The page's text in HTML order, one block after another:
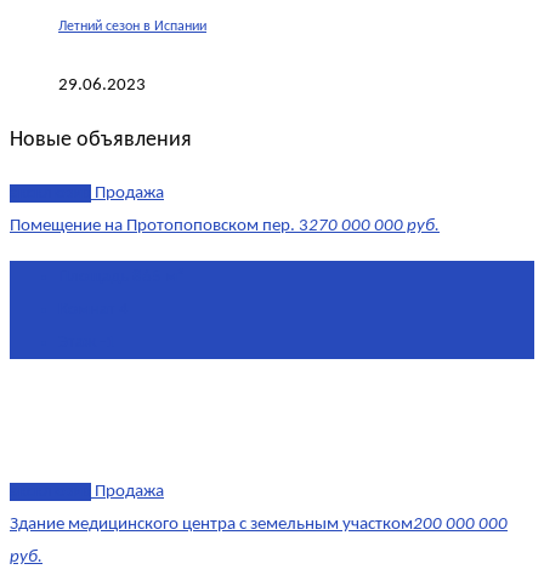
Летний сезон в Испании
29.06.2023
Новые объявления
Продажа
Помещение на Протопоповском пер. 3270 000 000 руб.
Продажа
Здание медицинского центра с земельным участком200 000 000
руб.